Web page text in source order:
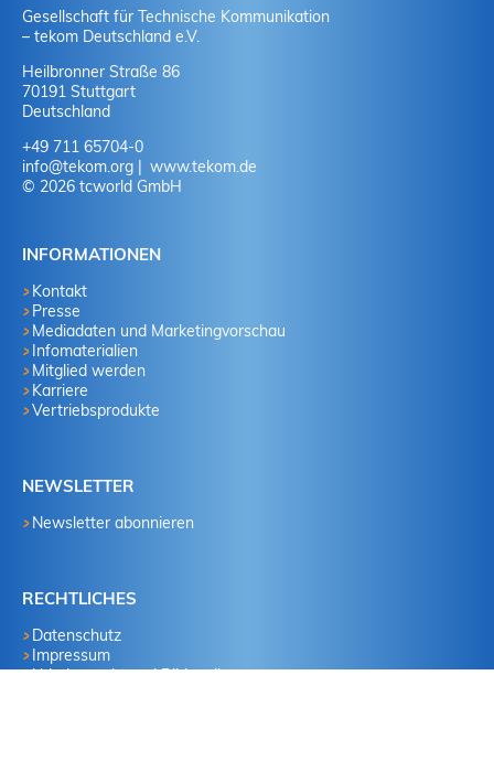
Gesellschaft für Technische Kommunikation
– tekom Deutschland e.V.
Heilbronner Straße 86
70191 Stuttgart
Deutschland
+49 711 65704-0
info@tekom.org
www.tekom.de
© 2026 tcworld GmbH
INFORMATIONEN
Kontakt
Presse
Mediadaten und Marketingvorschau
Infomaterialien
Mitglied werden
Karriere
Vertriebsprodukte
NEWSLETTER
Newsletter abonnieren
RECHTLICHES
Datenschutz
Impressum
Urheberrecht und Bildquellen